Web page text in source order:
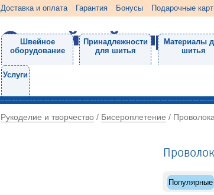
Доставка и оплата Гарантия Бонусы Подарочные
Швейное
оборудование
Принадлежности
для шитья
Материалы
шитья
Услуги
Рукоделие и творчество / Бисероплетение /
Популярные